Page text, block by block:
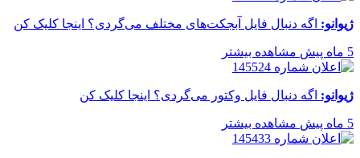
ژیوانو: اگه دنبال فایل آبجکت‌های مختلف می‌گردی؟ اینجا کلیک کن
5 ماه پیش مشاهده بیشتر
ژیوانو: اگه دنبال فایل وکتور می‌گردی؟ اینجا کلیک کن
5 ماه پیش مشاهده بیشتر